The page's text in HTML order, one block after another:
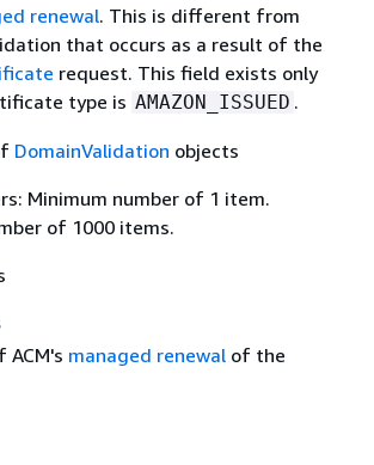
renewal. This is different from
that occurs as a result of the
request. This field exists only
type is AMAZON_ISSUED .
DomainValidation objects
Minimum number of 1 item.
of 1000 items.
ACM's managed renewalof the